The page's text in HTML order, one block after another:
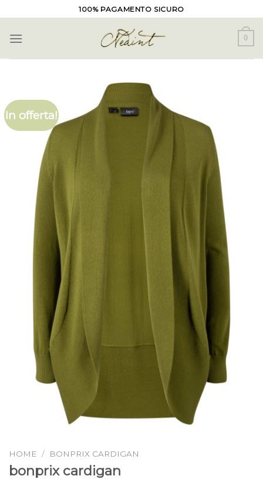
to
content
100% PAGAMENTO SICURO
0
In offerta!
HOME / BONPRIX CARDIGAN
bonprix cardigan